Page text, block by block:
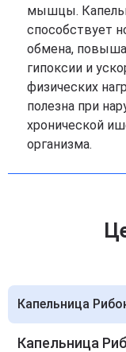
мышцы.
способствует
обмена,
гипоксии и
физических
полезна при
хронической
организма.
Капельница
Капельница